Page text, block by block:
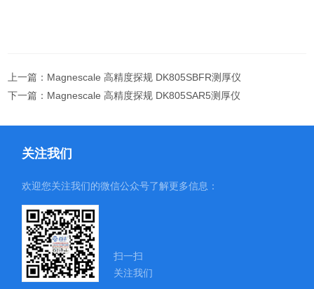
上一篇： Magnescale 高精度探规 DK805SBFR测厚仪
下一篇： Magnescale 高精度探规 DK805SAR5测厚仪
关注我们
欢迎您关注我们的微信公众号了解更多信息：
扫一扫
关注我们